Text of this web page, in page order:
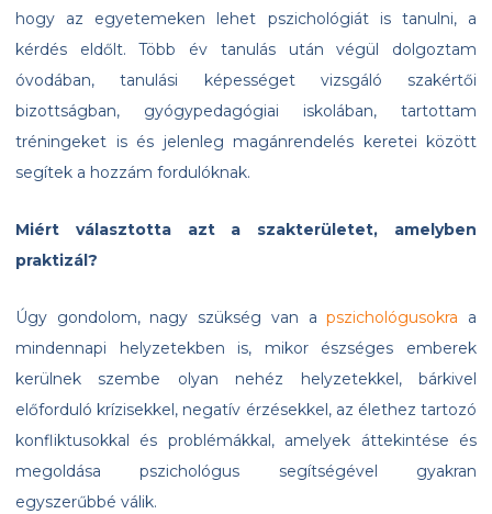
hogy az egyetemeken lehet pszichológiát is tanulni, a
kérdés eldőlt. Több év tanulás után végül dolgoztam
óvodában, tanulási képességet vizsgáló szakértői
bizottságban, gyógypedagógiai iskolában, tartottam
tréningeket is és jelenleg magánrendelés keretei között
segítek a hozzám fordulóknak.
Miért választotta azt a szakterületet, amelyben
praktizál?
Úgy gondolom, nagy szükség van apszichológusokra a
mindennapi helyzetekben is, mikor észséges emberek
kerülnek szembe olyan nehéz helyzetekkel, bárkivel
előforduló krízisekkel, negatív érzésekkel, az élethez tartozó
konfliktusokkal és problémákkal, amelyek áttekintése és
megoldása pszichológus segítségével gyakran
egyszerűbbé válik.